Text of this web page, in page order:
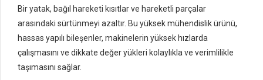
Bir yatak, bağıl hareketi kısıtlar ve hareketli parçalar
arasındaki sürtünmeyi azaltır. Bu yüksek mühendislik ürünü,
hassas yapılı bileşenler, makinelerin yüksek hızlarda
çalışmasını ve dikkate değer yükleri kolaylıkla ve verimlilikle
taşımasını sağlar.